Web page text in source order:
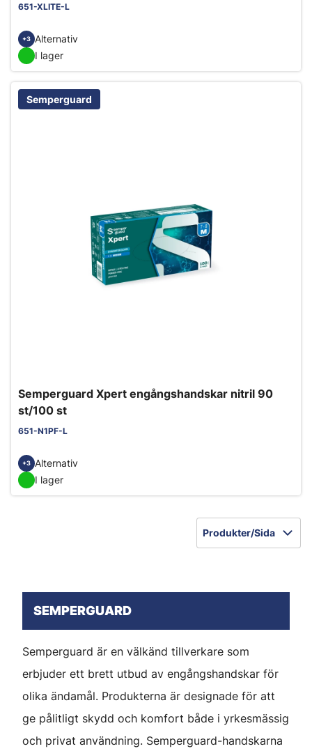
651-XLITE-L
+3 Alternativ
I lager
Semperguard
Semperguard Xpert engångshandskar nitril 90
st/100 st
651-N1PF-L
+3 Alternativ
I lager
Produkter/Sida
SEMPERGUARD
Semperguard är en välkänd tillverkare som
erbjuder ett brett utbud av engångshandskar för
olika ändamål. Produkterna är designade för att
ge pålitligt skydd och komfort både i yrkesmässig
och privat användning. Semperguard-handskarna